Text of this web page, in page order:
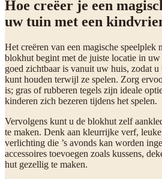
Hoe creëer je een
uw tuin met een
Het creëren van een magische speelplek
blokhut begint met de juiste locatie in
goed zichtbaar is vanuit uw huis, zodat
kunt houden terwijl ze spelen. Zorg
is; gras of rubberen tegels zijn ideale
kinderen zich bezeren tijdens het spelen.
Vervolgens kunt u de blokhut zelf
te maken. Denk aan kleurrijke verf,
verlichting die ’s avonds kan worden
accessoires toevoegen zoals kussens,
hut gezellig te maken.